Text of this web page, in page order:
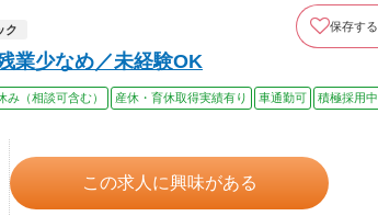
ク 保存する
業少なめ／未経験OK
み（相談可含む） 産休・育休取得実績有り 車通勤可
積極採用中
この求人に興味がある